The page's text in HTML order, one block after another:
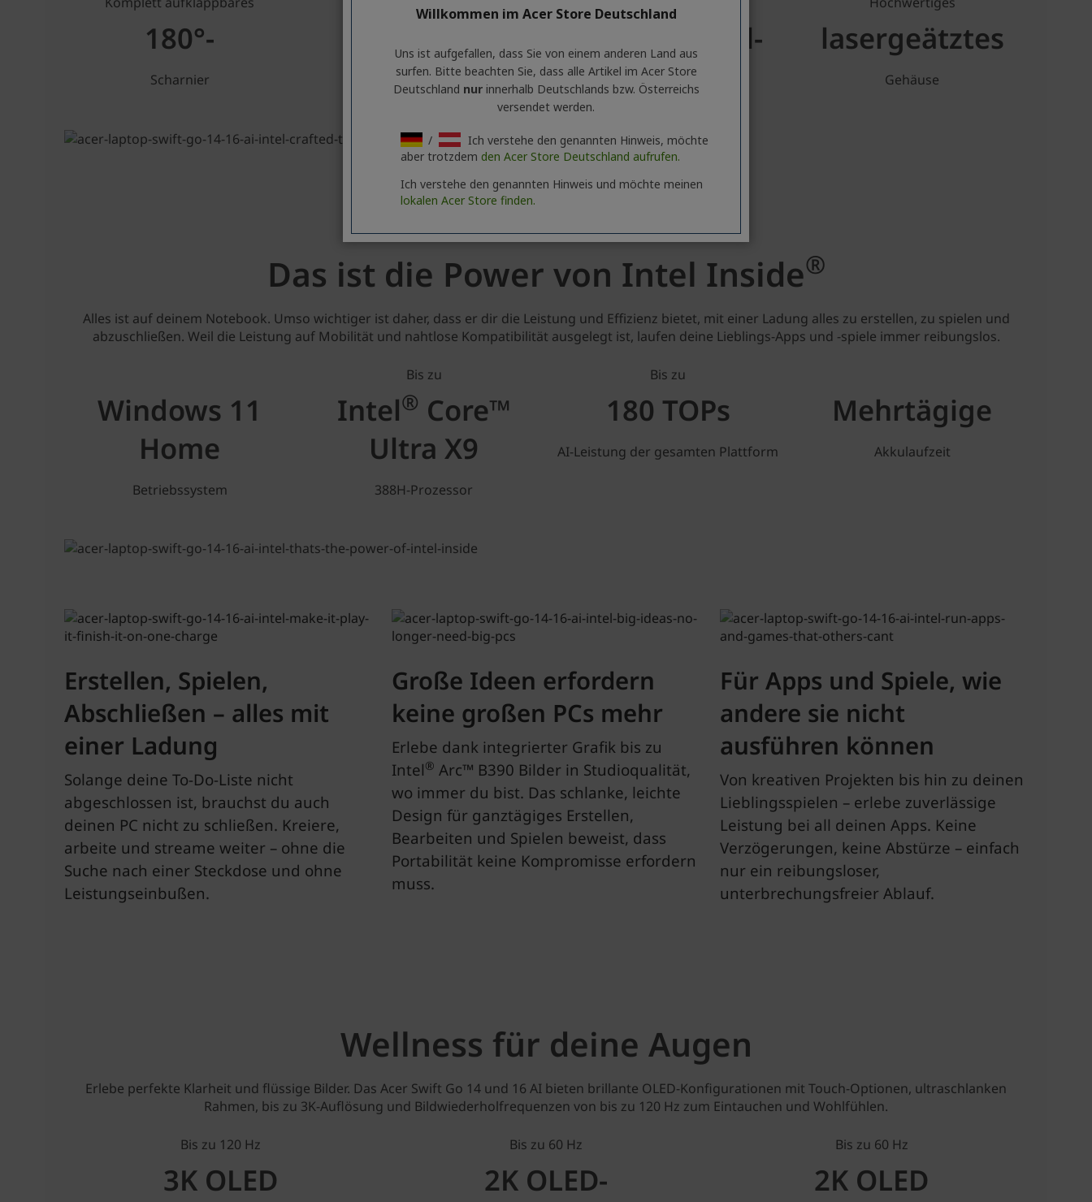
Willkommen im Acer Store Deutschland
Uns ist aufgefallen, dass Sie von einem anderen Land aus
surfen. Bitte beachten Sie, dass alle Artikel im Acer Store
Deutschland nurinnerhalb Deutschlands bzw. Österreichs
versendet werden.
/
Ich verstehe den genannten Hinweis, möchte
aber trotzdem den Acer Store Deutschland aufrufen.
Ich verstehe den genannten Hinweis und möchte meinen
lokalen Acer Store finden.